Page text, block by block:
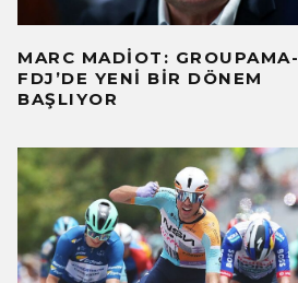
MARC MADIOT: GROUPAMA-
FDJ’DE YENI BIR DÖNEM
BAŞLIYOR